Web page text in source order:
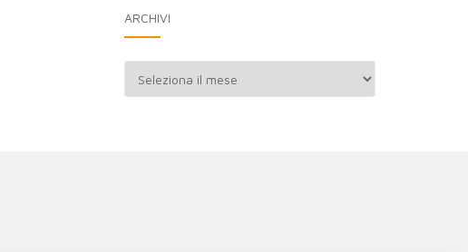
ARCHIVI
Archivi